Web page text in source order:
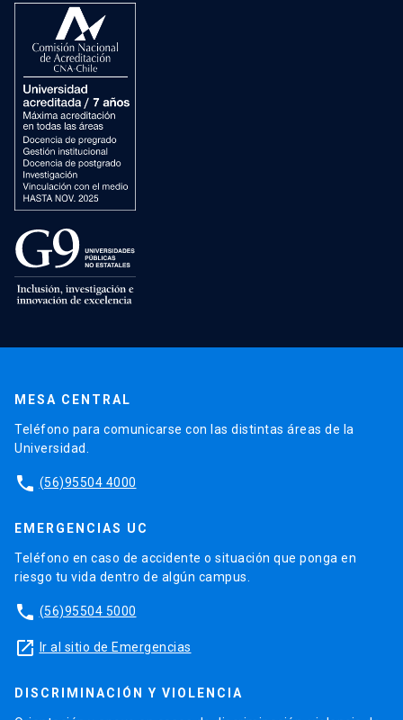
MESA CENTRAL
Teléfono para comunicarse con las distintas áreas de la
Universidad.
phone (56)95504 4000
EMERGENCIAS UC
Teléfono en caso de accidente o situación que ponga en
riesgo tu vida dentro de algún campus.
phone (56)95504 5000
launch Ir al sitio de Emergencias
DISCRIMINACIÓN Y VIOLENCIA